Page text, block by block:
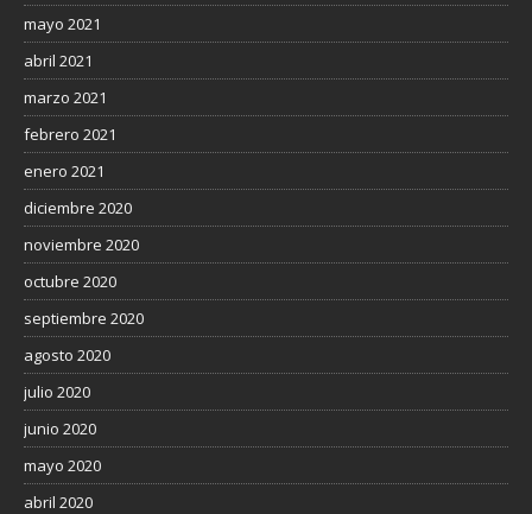
mayo 2021
abril 2021
marzo 2021
febrero 2021
enero 2021
diciembre 2020
noviembre 2020
octubre 2020
septiembre 2020
agosto 2020
julio 2020
junio 2020
mayo 2020
abril 2020